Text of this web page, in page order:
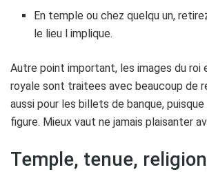
En temple ou chez quelqu un,
le lieu l implique.
Autre point important, les images du roi
royale sont traitees avec beaucoup de
aussi pour les billets de banque,
figure. Mieux vaut ne jamais plaisanter
Temple, tenue,